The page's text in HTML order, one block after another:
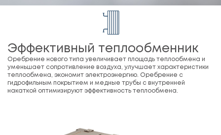
Эффективный теплообменник
Оребрение нового типа увеличивает площадь теплообмена и
уменьшает сопротивление воздуха, улучшает характеристики
теплообмена, экономит электроэнергию. Оребрение с
гидрофильным покрытием и медные трубы с внутренней
накаткой оптимизируют эффективность теплообмена.